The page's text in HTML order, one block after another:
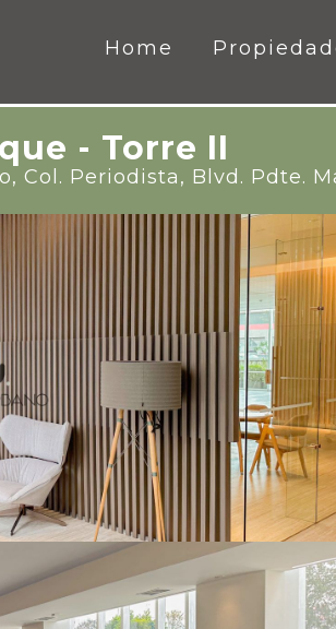
Home
- Torre II
Col. Periodista, Blvd. Pdte.